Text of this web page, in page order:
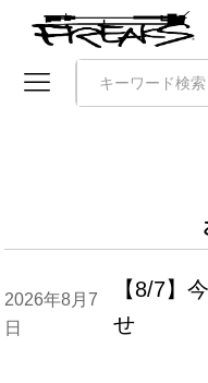
【8/7】
せ
2026年8月7
日